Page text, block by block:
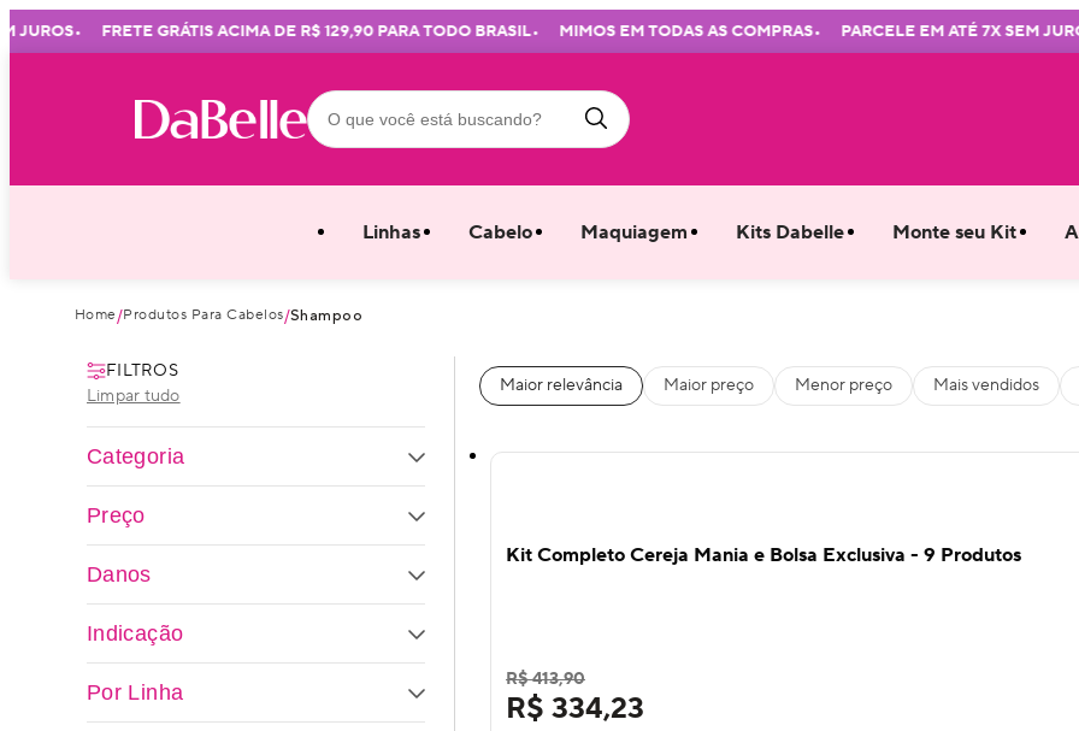
• FRETE GRÁTIS ACIMA DE R$ 129,90 PARA TODO BRASIL• MIMOS EM TODAS AS COMPRAS• PARCELE EM ATÉ 7X SEM JUROS•
Linhas Cabelo Maquiagem Kits Dabelle Monte seu Kit
Home /Produtos Para Cabelos/Shampoo
FILTROS
Limpar tudo
Categoria
Preço
Danos
Indicação
Por Linha
Maior relevância Maior preço Menor preço Mais vendidos
Kit Completo Cereja Mania e Bolsa Exclusiva - 9 Produtos
R$ 413,90
R$ 334,23